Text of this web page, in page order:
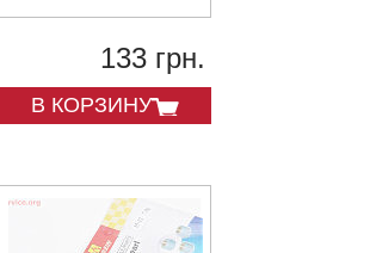
133 грн.
В КОРЗИНУ